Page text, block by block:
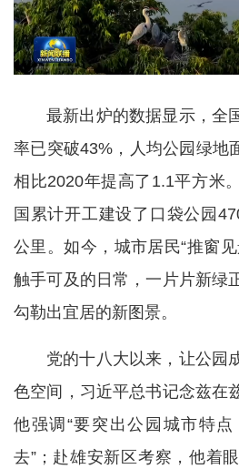
最新出炉的数据显示，全
率已突破43%，人均公园绿地
相比2020年提高了1.1平方米
国累计开工建设了口袋公园
公里。如今，城市居民“推窗
触手可及的日常，一片片新绿
勾勒出宜居的新图景。
党的十八大以来，让公园
色空间，习近平总书记念兹在
他强调“要突出公园城市特
去”；赴雄安新区考察，他着